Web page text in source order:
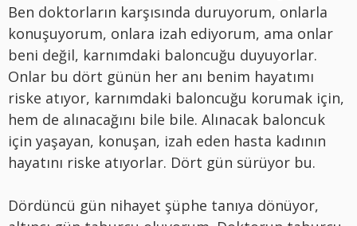
Ben doktorların karşısında duruyorum, onlarla
konuşuyorum, onlara izah ediyorum, ama onlar
beni değil, karnımdaki baloncuğu duyuyorlar.
Onlar bu dört günün her anı benim hayatımı
riske atıyor, karnımdaki baloncuğu korumak için,
hem de alınacağını bile bile. Alınacak baloncuk
için yaşayan, konuşan, izah eden hasta kadının
hayatını riske atıyorlar. Dört gün sürüyor bu.
Dördüncü gün nihayet şüphe tanıya dönüyor,